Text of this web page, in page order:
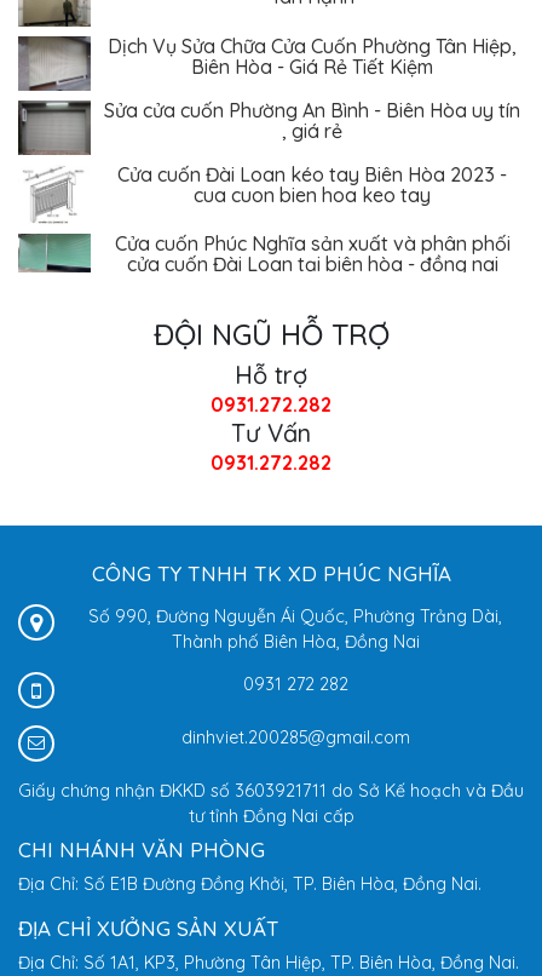
Dịch Vụ Sửa Chữa Cửa Cuốn Phường Tân Hiệp,
Biên Hòa - Giá Rẻ Tiết Kiệm
Sửa cửa cuốn Phường An Bình - Biên Hòa uy tín
, giá rẻ
Cửa cuốn Đài Loan kéo tay Biên Hòa 2023 -
cua cuon bien hoa keo tay
Cửa cuốn Phúc Nghĩa sản xuất và phân phối
cửa cuốn Đài Loan tại biên hòa - đồng nai
ĐỘI NGŨ HỖ TRỢ
Hỗ trợ
0931.272.282
Tư Vấn
0931.272.282
CÔNG TY TNHH TK XD PHÚC NGHĨA
Số 990, Đường Nguyễn Ái Quốc, Phường Trảng Dài,
Thành phố Biên Hòa, Đồng Nai
0931 272 282
dinhviet.200285@gmail.com
Giấy chứng nhận ĐKKD số 3603921711 do Sở Kế hoạch và Đầu
tư tỉnh Đồng Nai cấp
CHI NHÁNH VĂN PHÒNG
Địa Chỉ: Số E1B Đường Đồng Khởi, TP. Biên Hòa, Đồng Nai.
ĐỊA CHỈ XƯỞNG SẢN XUẤT
Địa Chỉ: Số 1A1, KP3, Phường Tân Hiệp, TP. Biên Hòa, Đồng Nai.